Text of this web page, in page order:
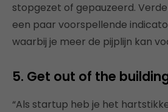
stopgezet of gepauzeerd.
een paar voorspellende
waarbij je meer de pijplijn kan
5. Get out of the
“Als startup heb je het